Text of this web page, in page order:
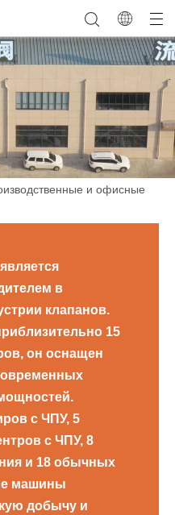
и офисные
в
клапанов.
15
он оснащен
с ЧПУ, 5
с ЧПУ, 8
и 18 обычных
машины
добычу и